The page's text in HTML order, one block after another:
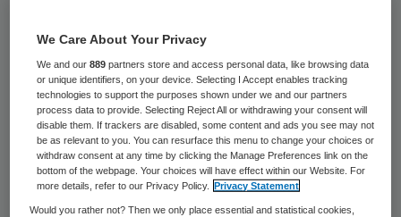
Het Florence Nightingale Instituut hoopt
met een 3D-film vmbo’ers onder schooltijd
warm te maken voor een baan in een
verpleeghuis of een
gehandicapteninstelling. Vanaf januari rijdt
een grote vrachtwagen met bioscoop door
heel Nederland.
We Care About Your Privacy
We and our889 partners store and access personal data, like browsing data
or unique identifiers, on your device. Selecting I Accept enables tracking
technologies to support the purposes shown under we and our partners
process data to provide. Selecting Reject All or withdrawing your consent will
disable them. If trackers are disabled, some content and ads you see may not
be as relevant to you. You can resurface this menu to change your choices or
withdraw consent at any time by clicking the Manage Preferences link on the
bottom of the webpage. Your choices will have effect within our Website. For
more details, refer to our Privacy Policy.
Privacy Statement
Would you rather not? Then we only place essential and statistical cookies,